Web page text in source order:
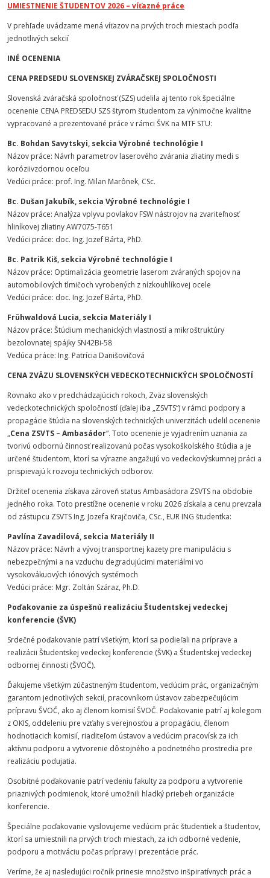
UMIESTNENIE ŠTUDENTOV 2026 – víťazné práce
V prehľade uvádzame mená víťazov na prvých troch miestach podľa
jednotlivých sekcií
INÉ OCENENIA
CENA PREDSEDU SLOVENSKEJ ZVÁRAČSKEJ SPOLOČNOSTI
Slovenská zváračská spoločnosť (SZS) udelila aj tento rok špeciálne
ocenenie CENA PREDSEDU SZS štyrom študentom za výnimočne kvalitne
vypracované a prezentované práce v rámci ŠVK na MTF STU:
Bc. Bohdan Savytskyi, sekcia Výrobné technológie I
Názov práce: Návrh parametrov laserového zvárania zliatiny medi s
koróziivzdornou oceľou
Vedúci práce: prof. Ing. Milan Marônek, CSc.
Bc. Dušan Jakubík, sekcia Výrobné technológie I
Názov práce: Analýza vplyvu povlakov FSW nástrojov na zvariteľnosť
hliníkovej zliatiny AW7075-T651
Vedúci práce: doc. Ing. Jozef Bárta, PhD.
Bc. Patrik Kiš, sekcia Výrobné technológie I
Názov práce: Optimalizácia geometrie laserom zváraných spojov na
automobilových tlmičoch vyrobených z nízkouhlíkovej ocele
Vedúci práce: doc. Ing. Jozef Bárta, PhD.
Frühwaldová Lucia, sekcia Materiály I
Názov práce: Štúdium mechanických vlastností a mikroštruktúry
bezolovnatej spájky SN42Bi-58
Vedúca práce: Ing. Patrícia Danišovičová
CENA ZVÄZU SLOVENSKÝCH VEDECKOTECHNICKÝCH SPOLOČNOSTÍ
Rovnako ako v predchádzajúcich rokoch, Zväz slovenských
vedeckotechnických spoločností (ďalej iba „ZSVTS“) v rámci podpory a
propagácie štúdia na slovenských technických univerzitách udelil ocenenie
„Cena ZSVTS – Ambasádor“. Toto ocenenie je vyjadrením uznania za
tvorivú odbornú činnosť realizovanú počas vysokoškolského štúdia a je
určené študentom, ktorí sa výrazne angažujú vo vedeckovýskumnej práci a
prispievajú k rozvoju technických odborov.
Držiteľ ocenenia získava zároveň status Ambasádora ZSVTS na obdobie
jedného roka. Toto prestížne ocenenie v roku 2026 získala a cenu prevzala
od zástupcu ZSVTS Ing. Jozefa Krajčoviča, CSc., EUR ING študentka:
Pavlína Zavadilová, sekcia Materiály II
Názov práce: Návrh a vývoj transportnej kazety pre manipuláciu s
nebezpečnými a na vzduchu degradujúcimi materiálmi vo
vysokovákuových iónových systémoch
Vedúci práce: Mgr. Zoltán Száraz, Ph.D.
Poďakovanie za úspešnú realizáciu Študentskej vedeckej
konferencie (ŠVK)
Srdečné poďakovanie patrí všetkým, ktorí sa podieľali na príprave a
realizácii Študentskej vedeckej konferencie (ŠVK) a Študentskej vedeckej
odbornej činnosti (ŠVOČ).
Ďakujeme všetkým zúčastneným študentom, vedúcim prác, organizačným
garantom jednotlivých sekcií, pracovníkom ústavov zabezpečujúcim
prípravu ŠVOČ, ako aj členom komisií ŠVOČ. Poďakovanie patrí aj kolegom
z OKIS, oddeleniu pre vzťahy s verejnosťou a propagáciu, členom
hodnotiacich komisií, riaditeľom ústavov a vedúcim pracovísk za ich
aktívnu podporu a vytvorenie dôstojného a podnetného prostredia pre
realizáciu podujatia.
Osobitné poďakovanie patrí vedeniu fakulty za podporu a vytvorenie
priaznivých podmienok, ktoré umožnili hladký priebeh organizácie
konferencie.
Špeciálne poďakovanie vyslovujeme vedúcim prác študentiek a študentov,
ktorí sa umiestnili na prvých troch miestach, za ich odborné vedenie,
podporu a motiváciu počas prípravy i prezentácie prác.
Veríme, že aj nasledujúci ročník prinesie množstvo inšpiratívnych prác a